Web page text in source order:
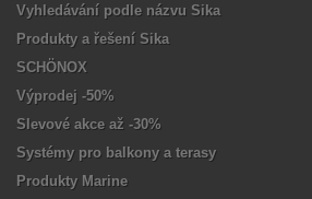
Vyhledávání podle názvu Sika
Produkty a řešení Sika
SCHÖNOX
Výprodej -50%
Slevové akce až -30%
Systémy pro balkony a terasy
Produkty Marine